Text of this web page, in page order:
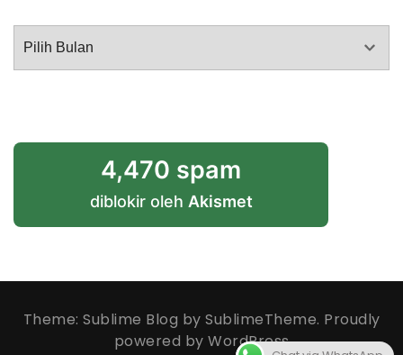
Arsip
4,470 spam
diblokir oleh Akismet
Theme: Sublime Blog by SublimeTheme. Proudly
powered by WordPress